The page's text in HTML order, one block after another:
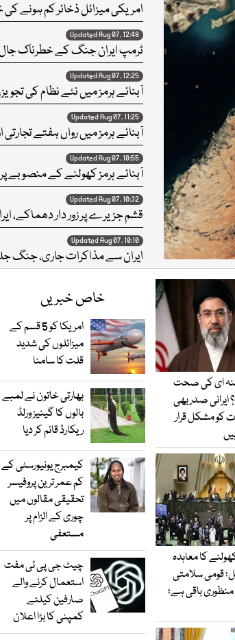
امریکی میزائل ذخائر کم ہونے
Updated Aug 07, 12:48
ٹرمپ ایران جنگ کے خطرناک جال
Updated Aug 07, 12:25
آبنائے ہرمز میں نئے نظام کی
Updated Aug 07, 11:25
آبنائے ہرمز میں رواں ہفتے
Updated Aug 07, 10:55
آبنائے ہرمز کھولنے کے
Updated Aug 07, 10:32
قشم جزیرے پر زور دار دھماکے،
Updated Aug 07, 10:10
ایران سے مذاکرات جاری، جنگ
’امریکا بار بار ڈرامائی سفارت
Updated Aug 07, 06:59
سعودی عرب نے ایران نواز
کر دیا
ای کی صحت
صدر بھی
کو مشکل قرار
کا معاہدہ
قومی سلامتی
باقی ہے؛
خاص خبریں
امریکا کو 5 قسم کے
میزائلوں کی شدید
قلت کا سامنا
بھارتی خاتون نے لمبے
بالوں کا گینیز ورلڈ
ریکارڈ قائم کر دیا
کیمبرج یونیورسٹی کے
کم عمر ترین پروفیسر
تحقیقی مقالوں میں
چوری کے الزام پر
مستعفی
چیٹ جی پی ٹی مفت
استعمال کرنے والے
صارفین کیلئے
کمپنی کا بڑا اعلان